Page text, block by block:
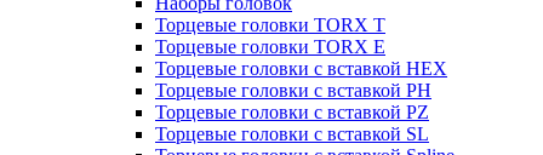
Торцевые головки TORX T
Торцевые головки TORX Е
Торцевые головки с вставкой HEX
Торцевые головки с вставкой PH
Торцевые головки с вставкой PZ
Торцевые головки с вставкой SL